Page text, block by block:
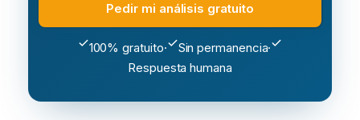
Pedir mi análisis gratuito
100% gratuito· Sin permanencia·
Respuesta humana